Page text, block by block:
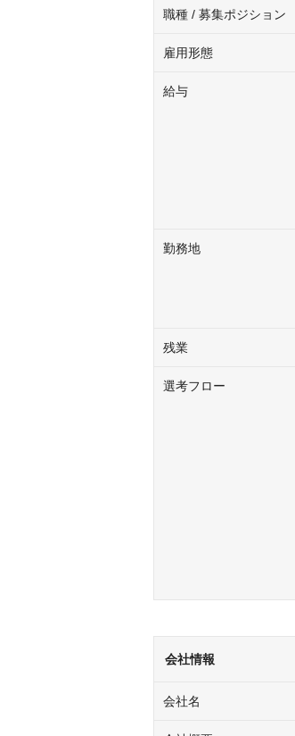
職種 / 募集ポジション
雇用形態
給与
勤務地
残業
選考フロー
会社情報
会社名